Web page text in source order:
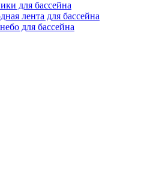
для бассейна
лента для бассейна
для бассейна